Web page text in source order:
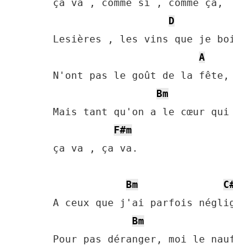
ça va , comme si , comme ça,
D
Lesières , les vins que je
A
N'ont pas le goût de la fête,
Bm
Mais tant qu'on a le cœur
F#m
ça va , ça va.
Bm
A ceux que j'ai parfois
Bm
Pour pas déranger, moi le